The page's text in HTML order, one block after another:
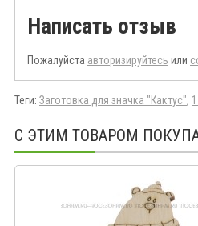
Написать отзыв
Пожалуйста авторизируйтесь или
Теги: Заготовка для значка "Кактус",
С ЭТИМ ТОВАРОМ